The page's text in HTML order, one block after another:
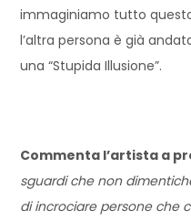
immaginiamo tutto
l’altra persona è già
una “Stupida Illusione”.
Commenta l’artista a
sguardi che non
di incrociare persone che